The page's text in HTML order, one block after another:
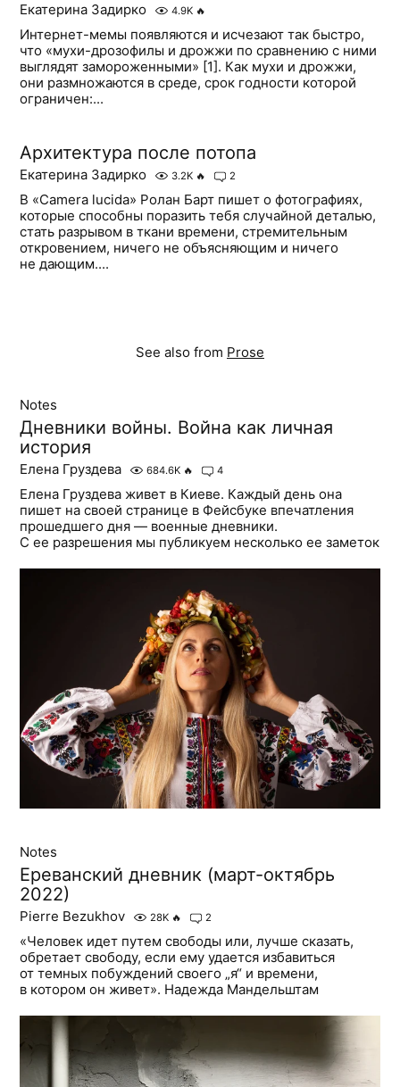
Екатерина Задирко 4.9K 🔥
Интернет-мемы появляются и исчезают так быстро,
что «мухи-дрозофилы и дрожжи по сравнению с ними
выглядят замороженными» [1]. Как мухи и дрожжи,
они размножаются в среде, срок годности которой
ограничен:...
Архитектура после потопа
Екатерина Задирко 3.2K 🔥 2
В «Camera lucida» Ролан Барт пишет о фотографиях,
которые способны поразить тебя случайной деталью,
стать разрывом в ткани времени, стремительным
откровением, ничего не объясняющим и ничего
не дающим....
See also from Prose
Notes
Дневники войны. Война как личная
история
Елена Груздева 684.6K 🔥 4
Елена Груздева живет в Киеве. Каждый день она
пишет на своей странице в Фейсбуке впечатления
прошедшего дня — военные дневники.
С ее разрешения мы публикуем несколько ее заметок
Notes
Ереванский дневник (март-октябрь
2022)
Pierre Bezukhov 28K 🔥 2
«Человек идет путем свободы или, лучше сказать,
обретает свободу, если ему удается избавиться
от темных побуждений своего „я“ и времени,
в котором он живет». Надежда Мандельштам